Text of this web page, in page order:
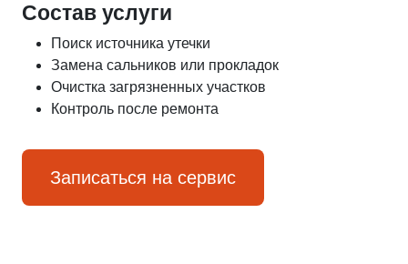
Состав услуги
Поиск источника утечки
Замена сальников или прокладок
Очистка загрязненных участков
Контроль после ремонта
Записаться на сервис